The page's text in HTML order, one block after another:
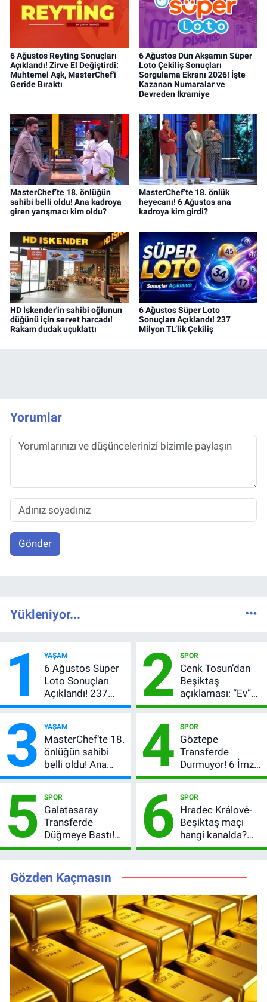
6 Ağustos Reyting Sonuçları
Açıklandı! Zirve El Değiştirdi:
Muhtemel Aşk, MasterChef'i
Geride Bıraktı
6 Ağustos Dün Akşamın Süper
Loto Çekiliş Sonuçları
Sorgulama Ekranı 2026! İşte
Kazanan Numaralar ve
Devreden İkramiye
MasterChef’te 18. önlüğün
sahibi belli oldu! Ana kadroya
giren yarışmacı kim oldu?
MasterChef’te 18. önlük
heyecanı! 6 Ağustos ana
kadroya kim girdi?
HD İskender'in sahibi oğlunun
düğünü için servet harcadı!
Rakam dudak uçuklattı
6 Ağustos Süper Loto
Sonuçları Açıklandı! 237
Milyon TL’lik Çekiliş
Yorumlar
Gönder
Yükleniyor...
1 YAŞAM
6 Ağustos Süper
Loto Sonuçları
Açıklandı! 237
Milyon TL’lik
2 SPOR
Cenk Tosun’dan
Beşiktaş
açıklaması: “Ev”
dedi, asıl mesajı
verdi
3 YAŞAM
MasterChef’te 18.
önlüğün sahibi
belli oldu! Ana
kadroya giren
oldu?
4 SPOR
Göztepe
Transferde
Durmuyor! 6 İmza
Sonrası Yeni
Oldu
5 SPOR
Galatasaray
Transferde
Düğmeye Bastı!
Leao, Camavinga
Durum
6 SPOR
Hradec Králové-
Beşiktaş maçı
hangi kanalda?
Şifresiz canlı yayın
Gözden Kaçmasın